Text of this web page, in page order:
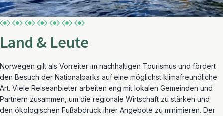
Land & Leute
Norwegen gilt als Vorreiter im nachhaltigen Tourismus und fördert
den Besuch der Nationalparks auf eine möglichst klimafreundliche
Art. Viele Reiseanbieter arbeiten eng mit lokalen Gemeinden und
Partnern zusammen, um die regionale Wirtschaft zu stärken und
den ökologischen Fußabdruck ihrer Angebote zu minimieren. Der